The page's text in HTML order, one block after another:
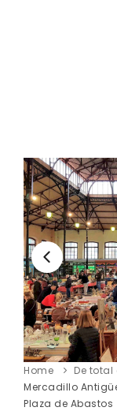
Home De
Mercadillo
Plaza de Abastos